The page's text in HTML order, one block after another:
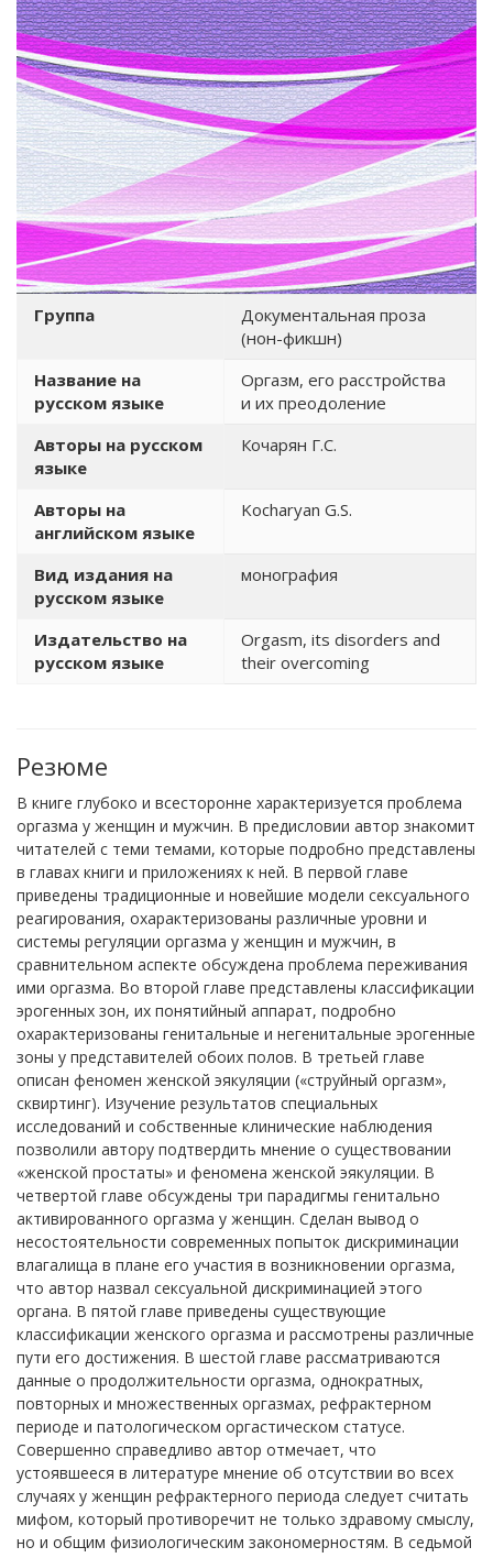
Группа
Документальная проза
(нон-фикшн)
Название на
русском языке
Оргазм, его расстройства
и их преодоление
Авторы на русском
языке
Кочарян Г.С.
Авторы на
английском языке
Kocharyan G.S.
Вид издания на
русском языке
монография
Издательство на
русском языке
Orgasm, its disorders and
their overcoming
Резюме
В книге глубоко и всесторонне характеризуется проблема
оргазма у женщин и мужчин. В предисловии автор знакомит
читателей с теми темами, которые подробно представлены
в главах книги и приложениях к ней. В первой главе
приведены традиционные и новейшие модели сексуального
реагирования, охарактеризованы различные уровни и
системы регуляции оргазма у женщин и мужчин, в
сравнительном аспекте обсуждена проблема переживания
ими оргазма. Во второй главе представлены классификации
эрогенных зон, их понятийный аппарат, подробно
охарактеризованы генитальные и негенитальные эрогенные
зоны у представителей обоих полов. В третьей главе
описан феномен женской эякуляции («струйный оргазм»,
сквиртинг). Изучение результатов специальных
исследований и собственные клинические наблюдения
позволили автору подтвердить мнение о существовании
«женской простаты» и феномена женской эякуляции. В
четвертой главе обсуждены три парадигмы генитально
активированного оргазма у женщин. Сделан вывод о
несостоятельности современных попыток дискриминации
влагалища в плане его участия в возникновении оргазма,
что автор назвал сексуальной дискриминацией этого
органа. В пятой главе приведены существующие
классификации женского оргазма и рассмотрены различные
пути его достижения. В шестой главе рассматриваются
данные о продолжительности оргазма, однократных,
повторных и множественных оргазмах, рефрактерном
периоде и патологическом оргастическом статусе.
Совершенно справедливо автор отмечает, что
устоявшееся в литературе мнение об отсутствии во всех
случаях у женщин рефрактерного периода следует считать
мифом, который противоречит не только здравому смыслу,
но и общим физиологическим закономерностям. В седьмой